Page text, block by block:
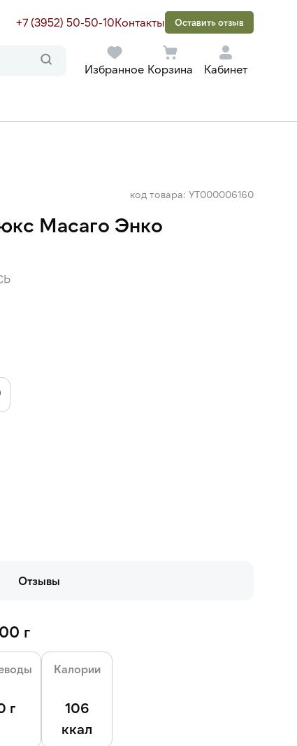
+7 (3952) 50-50-10Контакты Оставить отзыв
Избранное Корзина Кабинет
код товара: УТ000006160
Масаго Энко
Отзывы
г
г
Калории
106
ккал